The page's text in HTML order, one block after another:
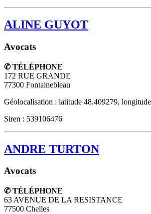
ALINE GUYOT
Avocats
✆ TÉLÉPHONE
172 RUE GRANDE
77300 Fontainebleau
Géolocalisation : latitude 48.409279,
Siren : 539106476
ANDRE TURTON
Avocats
✆ TÉLÉPHONE
63 AVENUE DE LA RESISTANCE
77500 Chelles